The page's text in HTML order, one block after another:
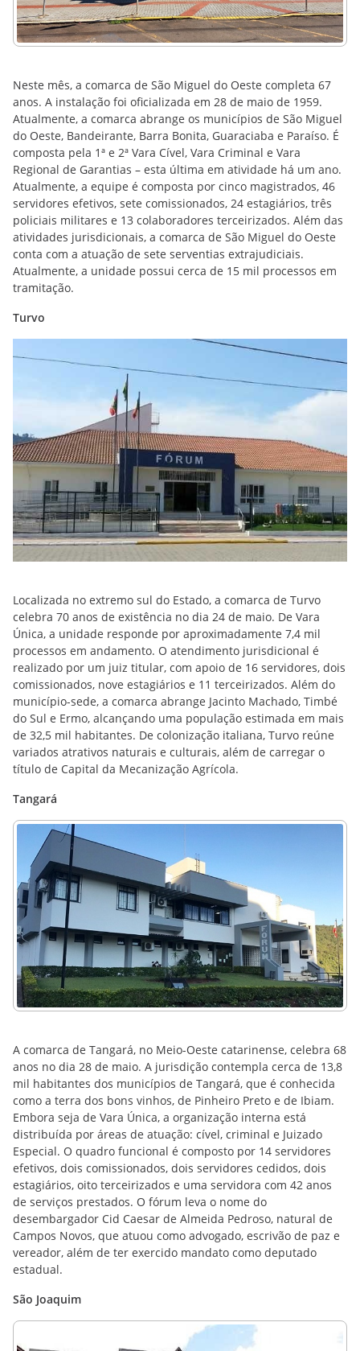
Neste mês, a comarca de São Miguel do Oeste completa 67
anos. A instalação foi oficializada em 28 de maio de 1959.
Atualmente, a comarca abrange os municípios de São Miguel
do Oeste, Bandeirante, Barra Bonita, Guaraciaba e Paraíso. É
composta pela 1ª e 2ª Vara Cível, Vara Criminal e Vara
Regional de Garantias – esta última em atividade há um ano.
Atualmente, a equipe é composta por cinco magistrados, 46
servidores efetivos, sete comissionados, 24 estagiários, três
policiais militares e 13 colaboradores terceirizados. Além das
atividades jurisdicionais, a comarca de São Miguel do Oeste
conta com a atuação de sete serventias extrajudiciais.
Atualmente, a unidade possui cerca de 15 mil processos em
tramitação.
Turvo
Localizada no extremo sul do Estado, a comarca de Turvo
celebra 70 anos de existência no dia 24 de maio. De Vara
Única, a unidade responde por aproximadamente 7,4 mil
processos em andamento. O atendimento jurisdicional é
realizado por um juiz titular, com apoio de 16 servidores, dois
comissionados, nove estagiários e 11 terceirizados. Além do
município-sede, a comarca abrange Jacinto Machado, Timbé
do Sul e Ermo, alcançando uma população estimada em mais
de 32,5 mil habitantes. De colonização italiana, Turvo reúne
variados atrativos naturais e culturais, além de carregar o
título de Capital da Mecanização Agrícola.
Tangará
A comarca de Tangará, no Meio-Oeste catarinense, celebra 68
anos no dia 28 de maio. A jurisdição contempla cerca de 13,8
mil habitantes dos municípios de Tangará, que é conhecida
como a terra dos bons vinhos, de Pinheiro Preto e de Ibiam.
Embora seja de Vara Única, a organização interna está
distribuída por áreas de atuação: cível, criminal e Juizado
Especial. O quadro funcional é composto por 14 servidores
efetivos, dois comissionados, dois servidores cedidos, dois
estagiários, oito terceirizados e uma servidora com 42 anos
de serviços prestados. O fórum leva o nome do
desembargador Cid Caesar de Almeida Pedroso, natural de
Campos Novos, que atuou como advogado, escrivão de paz e
vereador, além de ter exercido mandato como deputado
estadual.
São Joaquim